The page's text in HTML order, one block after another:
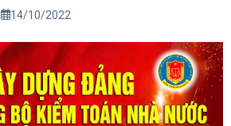
Tây Nguyên đến năm 2030, tầm nhìn
14/10/2022